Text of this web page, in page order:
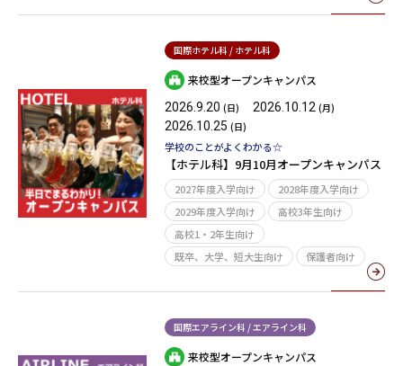
国際ホテル科 / ホテル科
来校型オープンキャンパス
2026.9.20 (日) 2026.10.12 (月)
2026.10.25 (日)
学校のことがよくわかる☆
【ホテル科】9月10月オープンキャンパス
2027年度入学向け
2028年度入学向け
2029年度入学向け
高校3年生向け
高校1・2年生向け
既卒、大学、短大生向け
保護者向け
国際エアライン科 / エアライン科
来校型オープンキャンパス